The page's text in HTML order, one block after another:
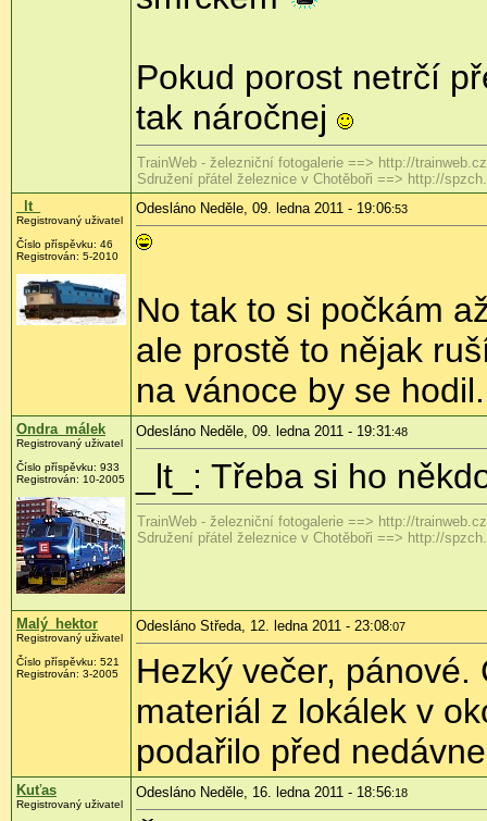
Pokud porost netrčí
tak náročnej
TrainWeb - železniční fotogalerie ==> http://trainweb.cz
Sdružení přátel železnice v Chotěboři ==> http://
_lt_
Registrovaný uživatel
Číslo příspěvku: 46
Registrován: 5-2010
Odesláno Neděle, 09. ledna 2011 - 19:06:53
No tak to si počkám
ale prostě to nějak
na vánoce by se hodil.
Ondra_málek
Registrovaný uživatel
Číslo příspěvku: 933
Registrován: 10-2005
Odesláno Neděle, 09. ledna 2011 - 19:31 :48
_lt_: Třeba si ho
TrainWeb - železniční fotogalerie ==> http://trainweb.cz
Sdružení přátel železnice v Chotěboři ==> http://
Malý_hektor
Registrovaný uživatel
Číslo příspěvku: 521
Registrován: 3-2005
Odesláno Středa, 12. ledna 2011 - 23:08:07
Hezký večer,
materiál z lokálek v
podařilo před
Kuťas
Registrovaný uživatel
Odesláno Neděle, 16. ledna 2011 - 18:56:18